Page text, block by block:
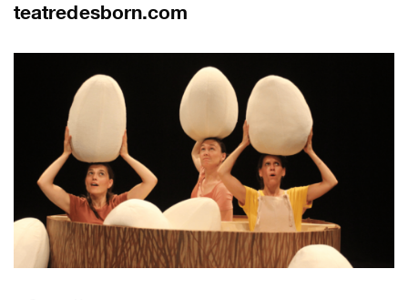
teatredesborn.com